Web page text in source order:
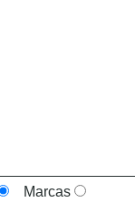
Marcas